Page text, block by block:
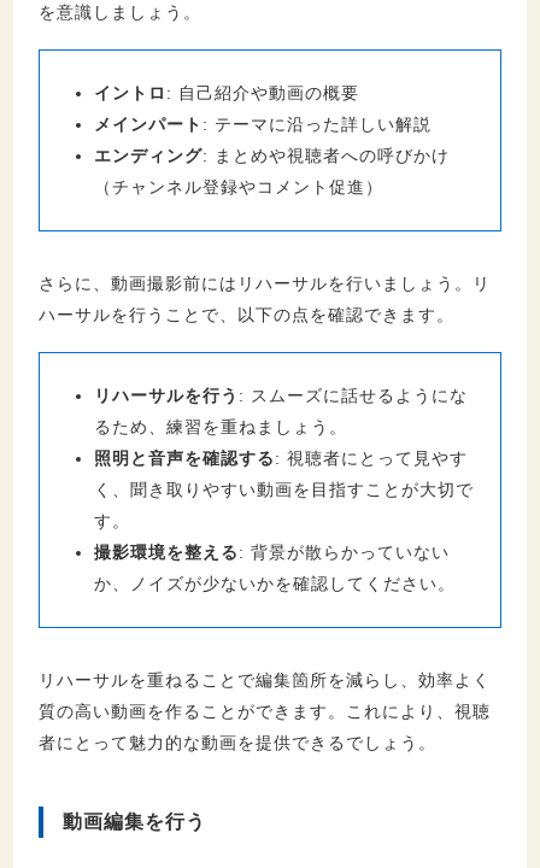
を意識しましょう。
イントロ : 自己紹介や動画の概要
メインパート : テーマに沿った詳しい解説
エンディング: まとめや視聴者への呼びかけ
（チャンネル登録やコメント促進）
さらに、動画撮影前にはリハーサルを行いましょう。リ
ハーサルを行うことで、以下の点を確認できます。
リハーサルを行う : スムーズに話せるようにな
るため、練習を重ねましょう。
照明と音声を確認する: 視聴者にとって見やす
く、聞き取りやすい動画を目指すことが大切で
す。
撮影環境を整える: 背景が散らかっていない
か、ノイズが少ないかを確認してください。
リハーサルを重ねることで編集箇所を減らし、効率よく
質の高い動画を作ることができます。これにより、視聴
者にとって魅力的な動画を提供できるでしょう。
動画編集を行う